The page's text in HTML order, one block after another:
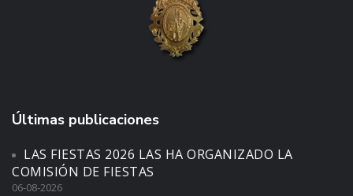
Últimas publicaciones
LAS FIESTAS 2026 LAS HA ORGANIZADO LA
COMISIÓN DE FIESTAS
06-08-2026